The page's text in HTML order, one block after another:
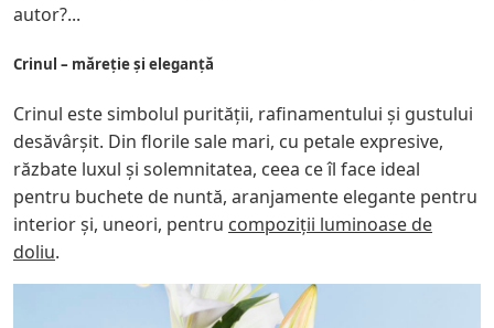
autor?...
Crinul – măreție și eleganță
Crinul este simbolul purității, rafinamentului și gustului
desăvârșit. Din florile sale mari, cu petale expresive,
răzbate luxul și solemnitatea, ceea ce îl face ideal
pentru buchete de nuntă, aranjamente elegante pentru
interior și, uneori, pentru compoziții luminoase de
doliu.